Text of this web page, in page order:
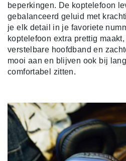
beperkingen. De koptelefoon
gebalanceerd geluid met
je elk detail in je favoriete
koptelefoon extra prettig
verstelbare hoofdband en
mooi aan en blijven ook bij
comfortabel zitten.